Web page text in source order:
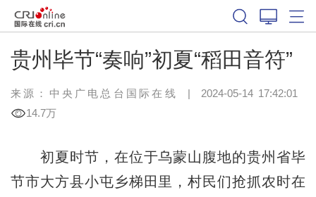
贵州毕节“奏响”初夏“稻田音符”
来源：中央广电总台国际在线 | 2024-05-14 17:42:01
14.7万
初夏时节，在位于乌蒙山腹地的贵州省毕
节市大方县小屯乡梯田里，村民们抢抓农时在